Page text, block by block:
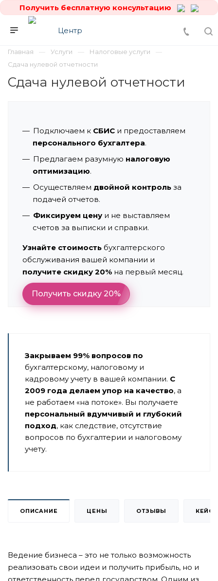
Получить бесплатную консультацию
Главная Услуги
Налоговые услуги
Сдача нулевой отчетности
Сдача нулевой отчетности
Подключаем к СБИС и предоставляем
персонального бухгалтера.
Предлагаем разумную налоговую
оптимизацию.
Осуществляем двойной контроль за
подачей отчетов.
Фиксируем цену и не выставляем
счетов за выписки и справки.
Узнайте стоимость бухгалтерского
обслуживания вашей компании и
получите скидку 20% на первый месяц.
Получить скидку 20%
Закрываем 99% вопросов по
бухгалтерскому, налоговому и
кадровому учету в вашей компании. С
2009 года делаем упор на качество, а
не работаем «на потоке». Вы получаете
персональный вдумчивый и глубокий
подход, как следствие, отсутствие
вопросов по бухгалтерии и налоговому
учету.
ОПИСАНИЕ ЦЕНЫ ОТЗЫВЫ
Ведение бизнеса – это не только возможность
реализовать свои идеи и получить прибыль, но и